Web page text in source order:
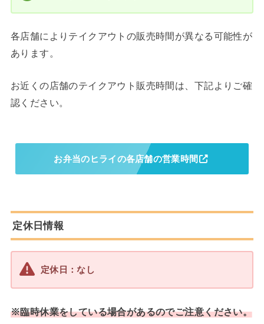
各店舗によりテイクアウトの販売時間が異なる可能性が
あります。
お近くの店舗のテイクアウト販売時間は、下記よりご確
認ください。
お弁当のヒライの各店舗の営業時間
定休日情報
定休日：なし
※臨時休業をしている場合があるのでご注意ください。